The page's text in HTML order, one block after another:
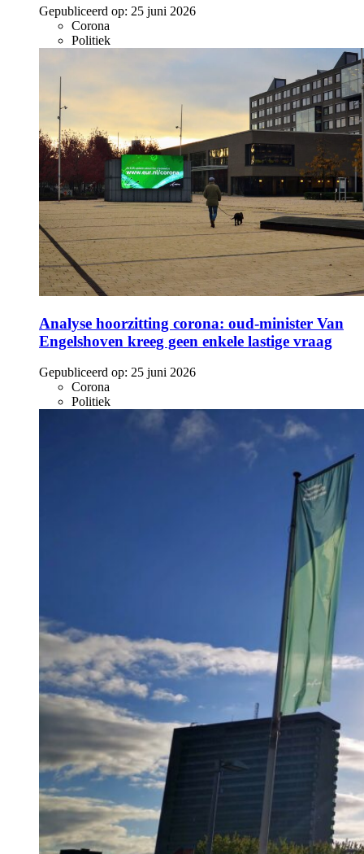
Gepubliceerd op: 25 juni 2026
Corona
Politiek
Analyse hoorzitting corona: oud-minister Van
Engelshoven kreeg geen enkele lastige vraag
Gepubliceerd op: 25 juni 2026
Corona
Politiek